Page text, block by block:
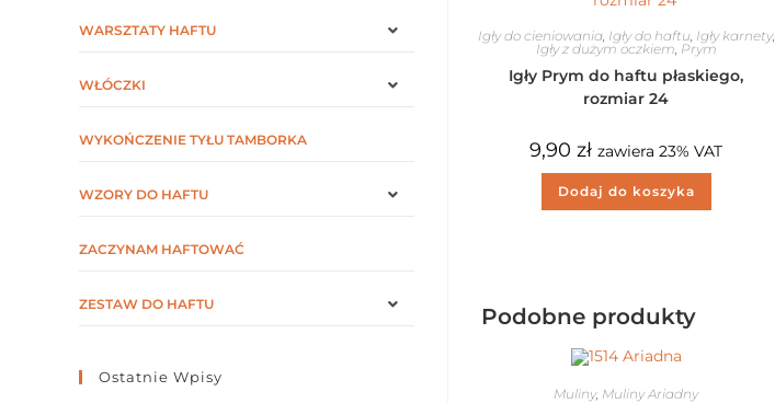
Igły do cieniowania, Igły do haftu, Igły karnety,
Igły z dużym oczkiem, Prym
Igły Prym do haftu płaskiego,
rozmiar 24
9,90zł zawiera 23% VAT
Dodaj do koszyka
Podobne produkty
Muliny, Muliny Ariadny
WARSZTATY HAFTU
WŁÓCZKI
WYKOŃCZENIE TYŁU TAMBORKA
WZORY DO HAFTU
ZACZYNAM HAFTOWAĆ
ZESTAW DO HAFTU
Ostatnie Wpisy